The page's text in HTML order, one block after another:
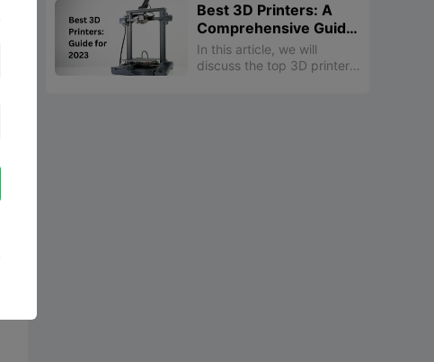
disadvantages, and
discuss their applications in
various industries.
Best 3D Printers: A
Comprehensive Guide
for 2023
In this article, we will
discuss the top 3D printers